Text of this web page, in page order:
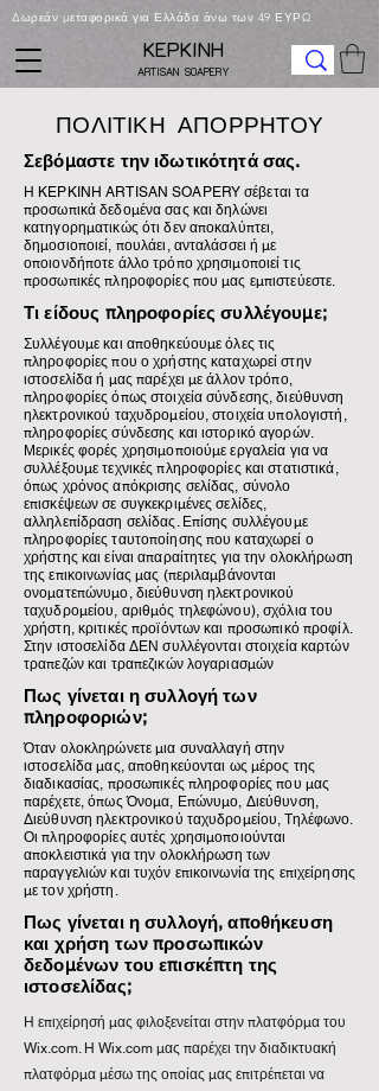
KEPKINH
ARTISAN SOAPERY
Δωρεάν μεταφορικά για Ελλάδα άνω των 49 ΕΥΡΩ
ΠΟΛΙΤΙΚΗ ΑΠΟΡΡΗΤΟΥ
Σεβόμαστε την ιδωτικότητά σας.
Η KEPKINH ARTISAN SOAPERY σέβεται τα
προσωπικά δεδομένα σας και δηλώνει
κατηγορηματικώς ότι δεν αποκαλύπτει,
δημοσιοποιεί, πουλάει, ανταλάσσει ή με
οποιονδήποτε άλλο τρόπο χρησιμοποιεί τις
προσωπικές πληροφορίες που μας εμπιστεύεστε.
Τι είδους πληροφορίες συλλέγουμε;
Συλλέγουμε και αποθηκεύουμε όλες τις
πληροφορίες που ο χρήστης καταχωρεί στην
ιστοσελίδα ή μας παρέχει με άλλον τρόπο,
πληροφορίες όπως στοιχεία σύνδεσης, διεύθυνση
ηλεκτρονικού ταχυδρομείου, στοιχεία υπολογιστή,
πληροφορίες σύνδεσης και ιστορικό αγορών.
Μερικές φορές χρησιμοποιούμε εργαλεία για να
συλλέξουμε τεχνικές πληροφορίες και στατιστικά,
όπως χρόνος απόκρισης σελίδας, σύνολο
επισκέψεων σε συγκεκριμένες σελίδες,
αλληλεπίδραση σελίδας. Επίσης συλλέγουμε
πληροφορίες ταυτοποίησης που καταχωρεί ο
χρήστης και είναι απαραίτητες για την ολοκλήρωση
της επικοινωνίας μας (περιλαμβάνονται
ονοματεπώνυμο, διεύθυνση ηλεκτρονικού
ταχυδρομείου, αριθμός τηλεφώνου), σχόλια του
χρήστη, κριτικές προϊόντων και προσωπικό προφίλ.
Στην ιστοσελίδα ΔΕΝ συλλέγονται στοιχεία καρτών
τραπεζών και τραπεζικών λογαριασμών
Πως γίνεται η συλλογή των
πληροφοριών;
Όταν ολοκληρώνετε μια συναλλαγή στην
ιστοσελίδα μας, αποθηκεύονται ως μέρος της
διαδικασίας, προσωπικές πληροφορίες που μας
παρέχετε, όπως Όνομα, Επώνυμο, Διεύθυνση,
Διεύθυνση ηλεκτρονικού ταχυδρομείου, Τηλέφωνο.
Οι πληροφορίες αυτές χρησιμοποιούνται
αποκλειστικά για την ολοκλήρωση των
παραγγελιών και τυχόν επικοινωνία της επιχείρησης
με τον χρήστη.
Πως γίνεται η συλλογή, αποθήκευση
και χρήση των προσωπικών
δεδομένων του επισκέπτη της
ιστοσελίδας;
Η επιχείρησή μας φιλοξενείται στην πλατφόρμα του
Wix.com. H Wix.com μας παρέχει την διαδικτυακή
πλατφόρμα μέσω της οποίας μας επιτρέπεται να